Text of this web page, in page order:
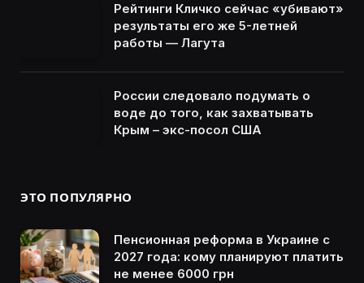
Рейтинги Кличко сейчас «убивают»
результаты его же 5-летней
работы — Лагута
России следовало подумать о
воде до того, как захватывать
Крым – экс-посол США
ЭТО ПОПУЛЯРНО
Пенсионная реформа в Украине с
2027 года: кому планируют платить
не менее 6000 грн